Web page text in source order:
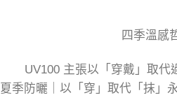
四季溫感
UV100 主張以「穿戴」取代
夏季防曬｜以「穿」取代「抹」